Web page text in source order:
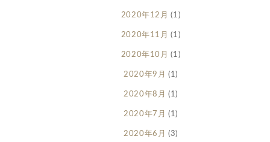
2020年12月 (1)
2020年11月 (1)
2020年10月 (1)
2020年9月 (1)
2020年8月 (1)
2020年7月 (1)
2020年6月 (3)